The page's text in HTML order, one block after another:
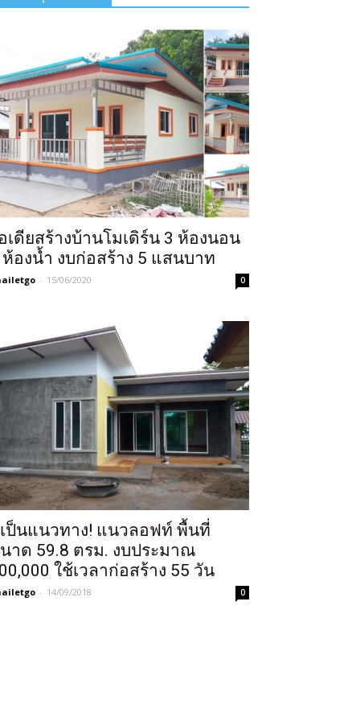
เดียสร้างบ้านโมเดิร์น 3 ห้องนอน
ห้องน้ำ งบก่อสร้าง 5 แสนบาท
- 15/06/2020 0
ป็นแนวทาง! แนวลอฟท์ พื้นที่
าด 59.8 ตรม. งบประมาณ
ใช้เวลาก่อสร้าง 55 วัน
- 14/09/2018 0